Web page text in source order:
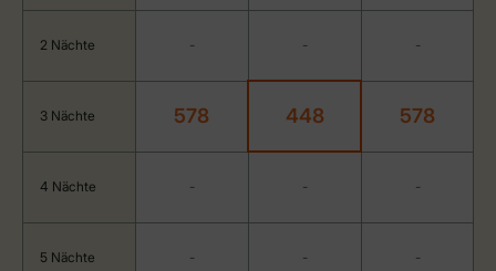
2 Nächte - - -
3 Nächte 578 448 578
4 Nächte - - -
5 Nächte - - -